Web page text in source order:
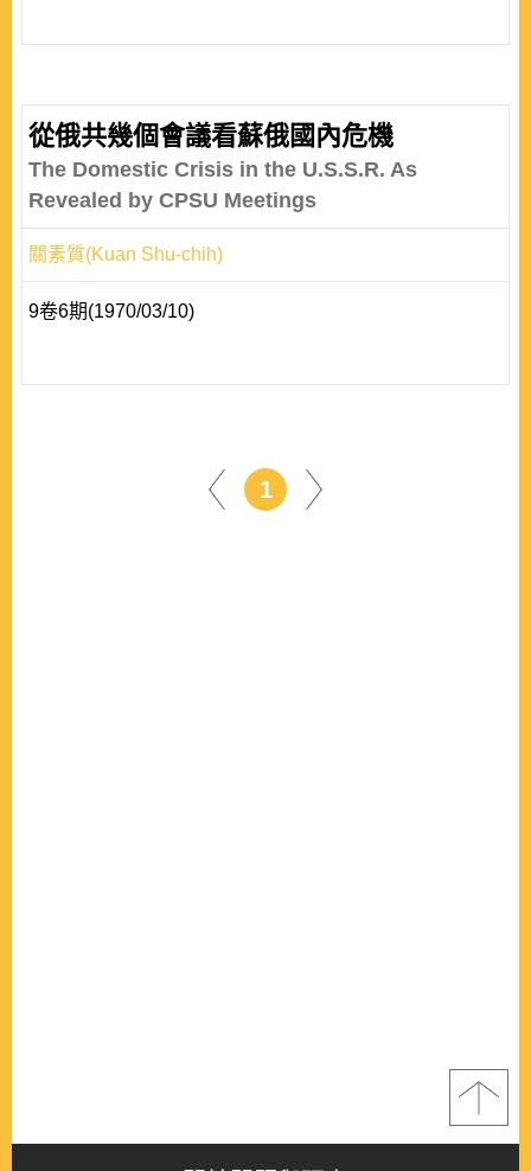
從俄共幾個會議看蘇俄國內危機
The Domestic Crisis in the U.S.S.R. As
Revealed by CPSU Meetings
關素質(Kuan Shu-chih)
9卷6期(1970/03/10)
1